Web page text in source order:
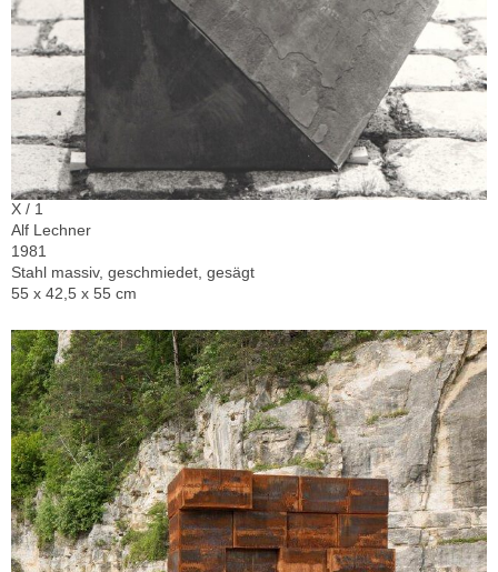
X / 1
Alf Lechner
1981
Stahl massiv, geschmiedet, gesägt
55 x 42,5 x 55 cm